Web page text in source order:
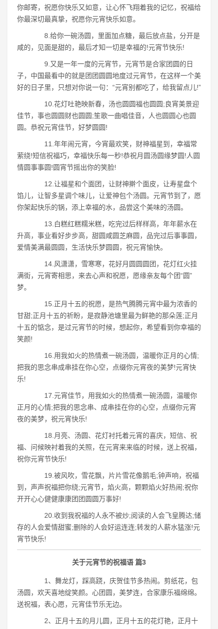
你邮寄，祝愿你快乐又如意，让心怀飞翔着我的记忆，祝福给
你最深切最真挚，祝愿你元宵快乐如意。
8.给你一碗汤圆，里面加点糖，最后放点盐，分开是
咸的，见面是甜的，最后才知一切是幸福的!元宵节快乐!
9.又是一年一度的元宵节，元宵节是合家团圆的日
子，中国最看中的就是团团圆圆地度过元宵节，在这样一个美
好的日子里，只想对你说一句：“元宵别都吃了，给我留点儿!”
10.花灯吐艳映新春，汤也圆圆福也圆圆;良宵美景迎
佳节，事也圆圆财也圆圆;笙歌一曲唱佳音，人也圆圆心也圆
圆。恭祝元宵佳节，好梦圆圆!
11.年年闹元宵，今宵最欢笑，财神福星到，幸福常
萦绕!短信祝福巧，幸福快乐每一秒!恭祝月圆汤圆缘梦圆!人圆
情圆事事圆!圆宵节摇出你的笑脸!
12.让福星和个面团，让财神擀个面皮，让寿星盘个
馅儿，让智多星调个味儿，让爱神包个汤圆。元宵节到了，愿
你架起快乐的锅，添上幸福的水，品尝这个美味的汤圆。
13.白糕红糕糯米糕，吃完过后样样高，年年薪水在
升高，事业看好步步高，甜圆咸圆芝麻圆，品完过后事事圆，
爱情美满最圆圆，生活快乐梦圆圆，祝元宵愉快。
14.风潇潇，雪寒寒，花好月圆圆圆团，花灯红火挂
满街，元宵寄相思，来去心声和祝愿，愿缘亲友每个团“圆”
梦。
15.正月十五的祝愿，是热气腾腾元宵中最为浓香的
甘甜;正月十五的祈盼，是寂静池塘里最为鲜艳的那朵莲;正月
十五的惦念，是过元宵节的时候，想起你，希望看到你幸福的
笑颜!
16.用我如火的热情煮一碗汤圆，温暖你正月的心情;
把我的思念串成串挂在你心空，点缀你元宵夜的美梦!元宵快
乐!
17.元宵佳节，用我如火的热情煮一碗汤圆，温暖你
正月的心情;把我的思念串、成串挂在你的心空，点缀你元宵
夜的美梦，祝元宵快乐!
18.月亮、汤圆、花灯衬托着元宵的喜庆，短信、祝
福、问候映衬着我的关照，在元宵来来临的时候，送上祝福，
祝你元宵节快乐!
19.被风吹，雪花飘，片片雪花像鹅毛;钟声响，祝福
到，声声祝福把你绕;元宵节，焰火高，颗颗焰火好热闹;祝你
开开心心健健康康团团圆圆万事好!
20.收到我祝福的人永不被炒;阅读的人会飞皇腾达;储
存的人会爱情甜蜜;删除的人会好运连连;转发的人薪水猛涨!元
宵节快乐!
关于元宵节的祝福语 篇3
1、舞龙灯，踩高跷，庆贺佳节多热闹。剪纸花，包
汤圆，欢天喜地绽笑颜。心团圆，美梦连，合家康乐福绵绵。
送祝福，表心愿，元宵佳节乐无边。
2、正月十五的月儿圆，正月十五的花灯艳，正月十